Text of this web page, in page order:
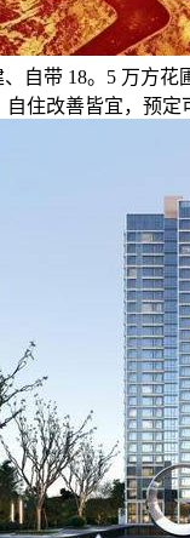
自带 18。5 万方花
自住改善皆宜，预